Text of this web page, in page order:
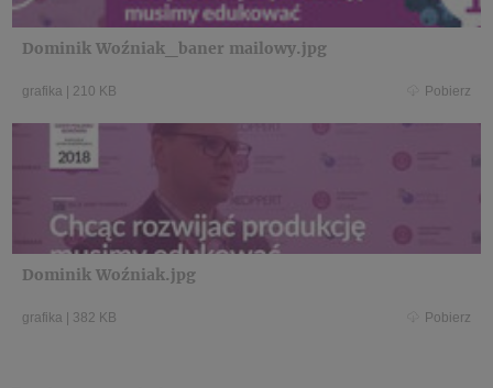
Dominik Woźniak_baner mailowy.jpg
grafika | 210 KB Pobierz
Dominik Woźniak.jpg
grafika | 382 KB Pobierz